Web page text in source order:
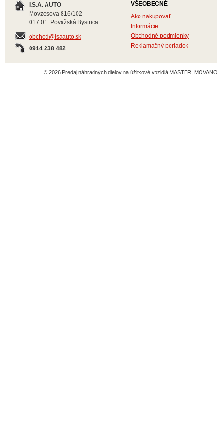
I.S.A. AUTO
Moyzesova 816/102
017 01 Považská Bystrica
obchod@isaauto.sk
0914 238 482
VŠEOBECNÉ
Ako nakupovať
Informácie
Obchodné podmienky
Reklamačný poriadok
© 2026 Predaj náhradných dielov na úžitkové vozidlá MASTER,